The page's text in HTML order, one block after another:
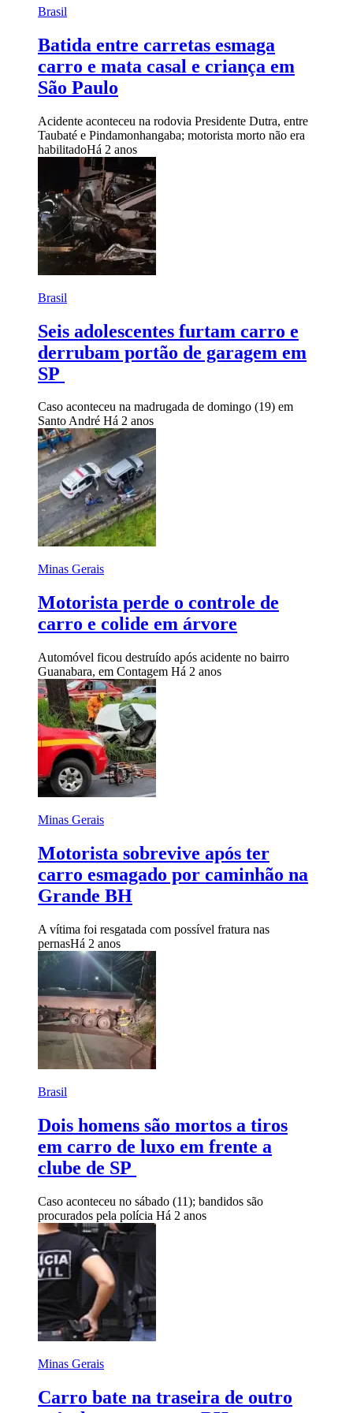
Brasil
Batida entre carretas esmaga
carro e mata casal e criança em
São Paulo
Acidente aconteceu na rodovia Presidente Dutra, entre
Taubaté e Pindamonhangaba; motorista morto não era
habilitadoHá 2 anos
Brasil
Seis adolescentes furtam carro e
derrubam portão de garagem em
SP
Caso aconteceu na madrugada de domingo (19) em
Santo André Há 2 anos
Minas Gerais
Motorista perde o controle de
carro e colide em árvore
Automóvel ficou destruído após acidente no bairro
Guanabara, em Contagem Há 2 anos
Minas Gerais
Motorista sobrevive após ter
carro esmagado por caminhão na
Grande BH
A vítima foi resgatada com possível fratura nas
pernasHá 2 anos
Brasil
Dois homens são mortos a tiros
em carro de luxo em frente a
clube de SP
Caso aconteceu no sábado (11); bandidos são
procurados pela polícia Há 2 anos
Minas Gerais
Carro bate na traseira de outro